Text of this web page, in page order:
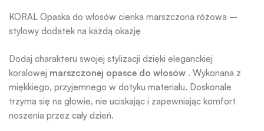
KORAL Opaska do włosów cienka marszczona różowa –
stylowy dodatek na każdą okazję
Dodaj charakteru swojej stylizacji dzięki eleganckiej
koralowej marszczonej opasce do włosów . Wykonana z
miękkiego, przyjemnego w dotyku materiału. Doskonale
trzyma się na głowie, nie uciskając i zapewniając komfort
noszenia przez cały dzień.